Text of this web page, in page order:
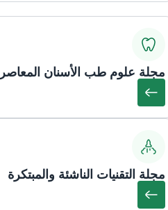
مجلة علوم طب الأسنان
مجلة التقنيات الناشئة والمبتكرة